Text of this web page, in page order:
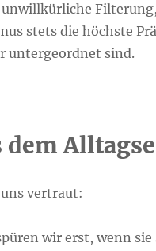
stets die höchste
untergeordnet sind.
dem
vertraut:
wir erst, wenn